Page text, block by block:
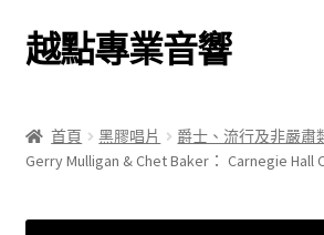
跳
至
覽
列
跳
至
要
內
越點專業音響
商店
關於我們
首頁 黑膠唱片 爵士、流行及非嚴肅
Gerry Mulligan & Chet Baker： Carnegie Hall